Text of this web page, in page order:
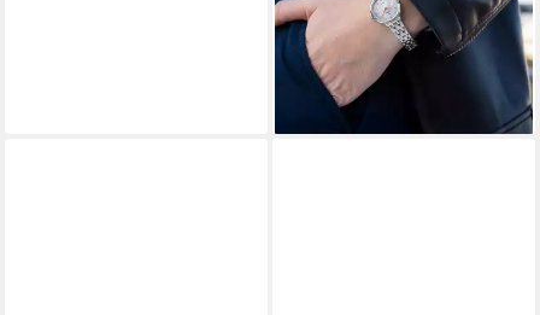
analog, Zirkonia (synth)
99,00 €
lieferbar - in 2-3 Werktagen bei dir